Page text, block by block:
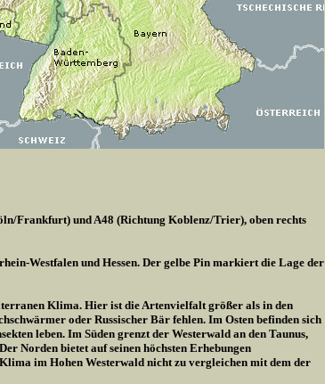
Frankfurt) und A48 (Richtung Koblenz/Trier), oben rechts
Westfalen und Hessen. Der gelbe Pin markiert die Lage der
Klima. Hier ist die Artenvielfalt größer als in den
oder Russischer Bär fehlen. Im Osten befinden sich
leben. Im Süden grenzt der Westerwald an den Taunus,
Norden bietet auf seinen höchsten Erhebungen
im Hohen Westerwald nicht zu vergleichen mit dem der